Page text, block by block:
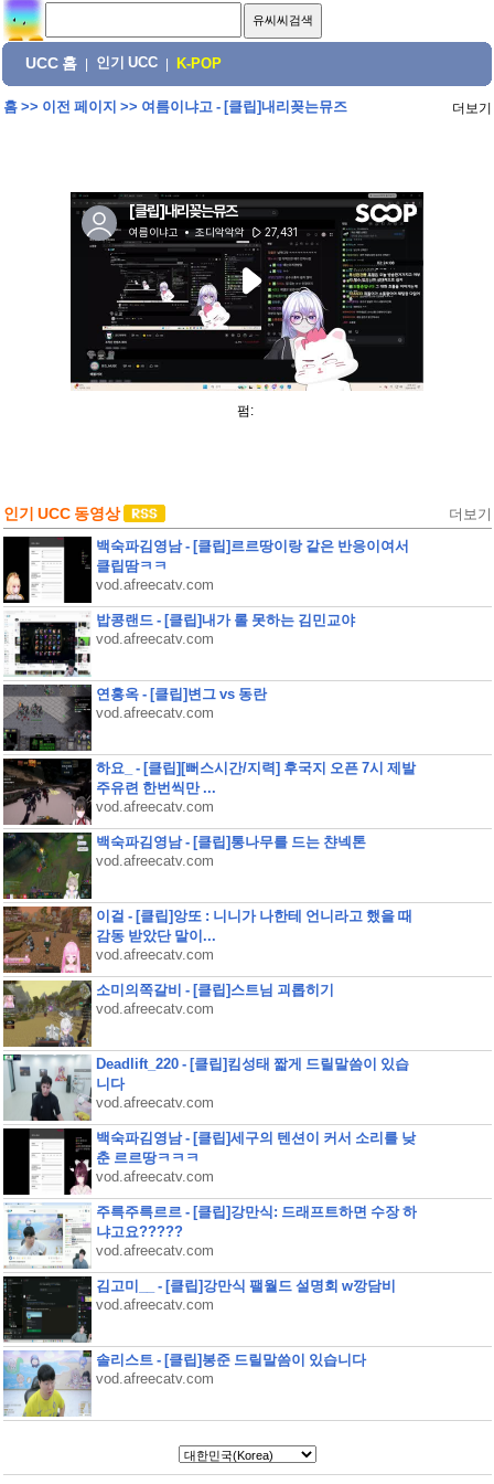
UCC 홈 인기 UCC K-POP
홈>> 이전 페이지 >> 여름이냐고 - [클립]내리꽂는뮤즈 더보기
펌:
인기 UCC 동영상 더보기
백숙파김영남 - [클립]르르땅이랑 같은 반응이여서
클립땀ㅋㅋ
vod.afreecatv.com
밥콩랜드 - [클립]내가 롤 못하는 김민교야
vod.afreecatv.com
연홍옥 - [클립]변그 vs 동란
vod.afreecatv.com
하요_ - [클립][뻐스시간/지력] 후국지 오픈 7시 제발
주유련 한번씩만 ...
vod.afreecatv.com
백숙파김영남 - [클립]통나무를 드는 챤넥톤
vod.afreecatv.com
이걸 - [클립]앙또 : 니니가 나한테 언니라고 했을 때
감동 받았단 말이...
vod.afreecatv.com
소미의쪽갈비 - [클립]스트님 괴롭히기
vod.afreecatv.com
Deadlift_220 - [클립]킴성태 짧게 드릴말씀이 있습
니다
vod.afreecatv.com
백숙파김영남 - [클립]세구의 텐션이 커서 소리를 낮
춘 르르땅ㅋㅋㅋ
vod.afreecatv.com
주륵주륵르르 - [클립]강만식: 드래프트하면 수장 하
냐고요?????
vod.afreecatv.com
김고미__ - [클립]강만식 팰월드 설명회 w깡담비
vod.afreecatv.com
솔리스트 - [클립]봉준 드릴말씀이 있습니다
vod.afreecatv.com